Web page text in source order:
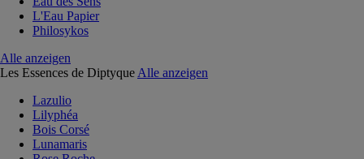
L'Eau Papier
Philosykos
Alle anzeigen
Les Essences de Diptyque Alle anzeigen
Lazulio
Lilyphéa
Bois Corsé
Lunamaris